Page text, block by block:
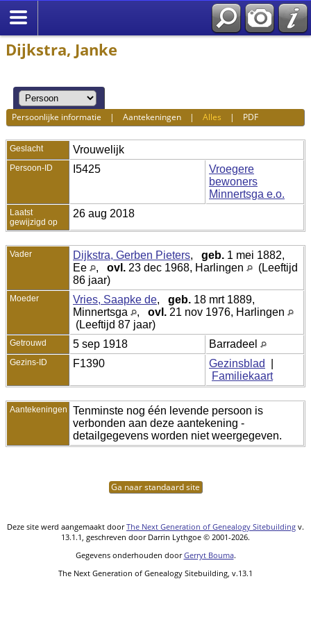
Dijkstra, Janke
Persoonlijke informatie |Aantekeningen |Alles | PDF
Geslacht Vrouwelijk
Persoon-ID I5425
Vroegere
bewoners
Minnertsga e.o.
Laatst
gewijzigd op
26 aug 2018
Vader Dijkstra, Gerben Pieters, geb. 1 mei 1882,
Ee
, ovl. 23 dec 1968, Harlingen
(Leeftijd
86 jaar)
Moeder Vries, Saapke de, geb. 18 mrt 1889,
Minnertsga
, ovl. 21 nov 1976, Harlingen
(Leeftijd 87 jaar)
Getrouwd 5 sep 1918 Barradeel
Gezins-ID F1390 Gezinsblad
Familiekaart
Aantekeningen
Tenminste nog één levende persoon is
verbonden aan deze aantekening -
detailgegevens worden niet weergegeven.
Ga naar standaard site
Deze site werd aangemaakt doorThe Next Generation of Genealogy Sitebuilding v.
13.1.1, geschreven door Darrin Lythgoe © 2001-2026.
Gegevens onderhouden doorGerryt Bouma.
The Next Generation of Genealogy Sitebuilding, v.13.1